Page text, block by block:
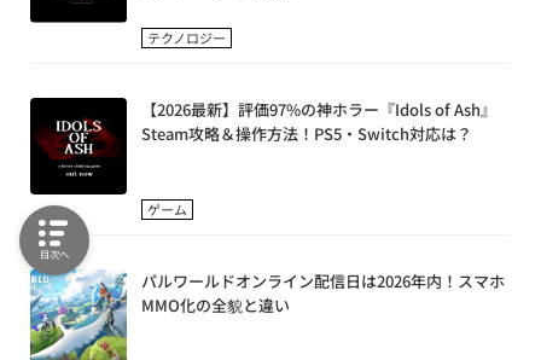
テクノロジー
【2026最新】評価97%の神ホラー『Idols of Ash』
Steam攻略＆操作方法！PS5・Switch対応は？
ゲーム
パルワールドオンライン配信日は2026年内！スマホ
MMO化の全貌と違い
目次へ